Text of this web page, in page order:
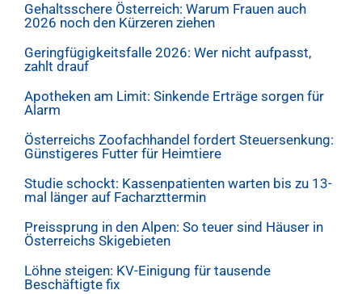
Gehaltsschere Österreich: Warum Frauen auch
2026 noch den Kürzeren ziehen
Geringfügigkeitsfalle 2026: Wer nicht aufpasst,
zahlt drauf
Apotheken am Limit: Sinkende Erträge sorgen für
Alarm
Österreichs Zoofachhandel fordert Steuersenkung:
Günstigeres Futter für Heimtiere
Studie schockt: Kassenpatienten warten bis zu 13-
mal länger auf Facharzttermin
Preissprung in den Alpen: So teuer sind Häuser in
Österreichs Skigebieten
Löhne steigen: KV-Einigung für tausende
Beschäftigte fix